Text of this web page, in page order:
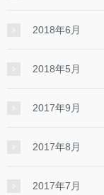
2018年6月
2018年5月
2017年9月
2017年8月
2017年7月